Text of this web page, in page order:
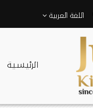
اللغة العربية
الرئيسية